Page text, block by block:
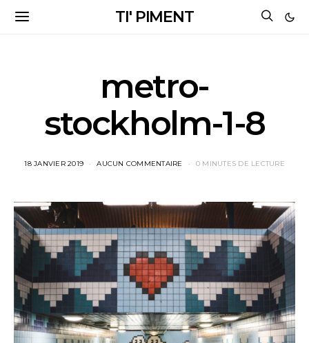
TI' PIMENT
metro-
stockholm-1-8
18 JANVIER 2019 AUCUN COMMENTAIRE 0 MINUTES DE LECTURE